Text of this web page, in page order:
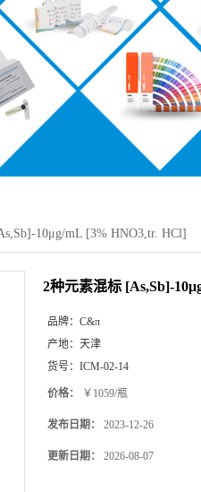
10μg/mL [3% HNO3,tr. HCl]
2种元素混标 [As,Sb]-
品牌： C&π
产地： 天津
货号： ICM-02-14
价格： ￥1059/瓶
发布日期： 2023-12-26
更新日期： 2026-08-07